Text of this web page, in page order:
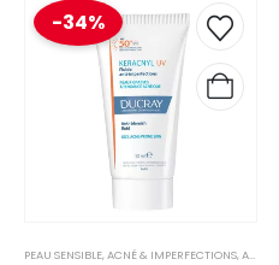
-34%
PEAU SENSIBLE,ACNÉ & IMPERFECTIONS,ANTI-IMPERFECTIONS